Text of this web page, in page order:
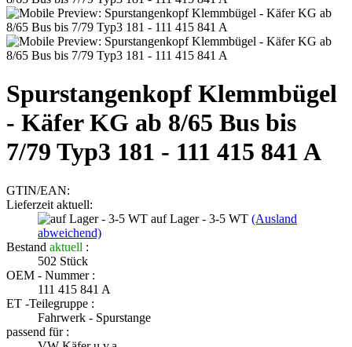
Spurstangenkopf Klemmbügel
- Käfer KG ab 8/65 Bus bis
7/79 Typ3 181 - 111 415 841 A
GTIN/EAN:
Lieferzeit aktuell:
auf Lager - 3-5 WT (Ausland
abweichend)
Bestand aktuell :
502 Stück
OEM - Nummer :
111 415 841 A
ET -Teilegruppe :
Fahrwerk - Spurstange
passend für :